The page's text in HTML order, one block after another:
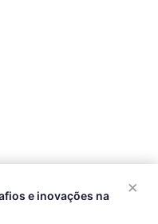
×
e inovações na